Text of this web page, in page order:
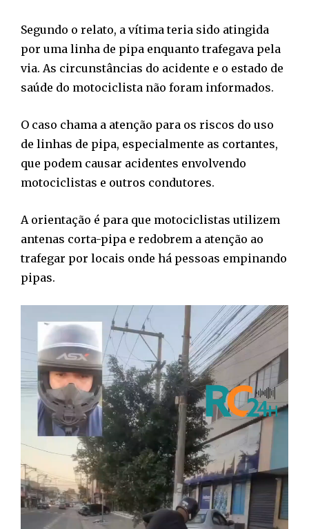
Segundo o relato, a vítima teria sido atingida
por uma linha de pipa enquanto trafegava pela
via. As circunstâncias do acidente e o estado de
saúde do motociclista não foram informados.
O caso chama a atenção para os riscos do uso
de linhas de pipa, especialmente as cortantes,
que podem causar acidentes envolvendo
motociclistas e outros condutores.
A orientação é para que motociclistas utilizem
antenas corta-pipa e redobrem a atenção ao
trafegar por locais onde há pessoas empinando
pipas.